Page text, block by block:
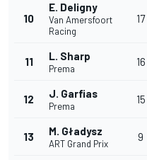
10
E. Deligny
Van Amersfoort
Racing
17
11 L. Sharp
Prema
16
12 J. Garfias
Prema
15
13 M. Gładysz
ART Grand Prix
9